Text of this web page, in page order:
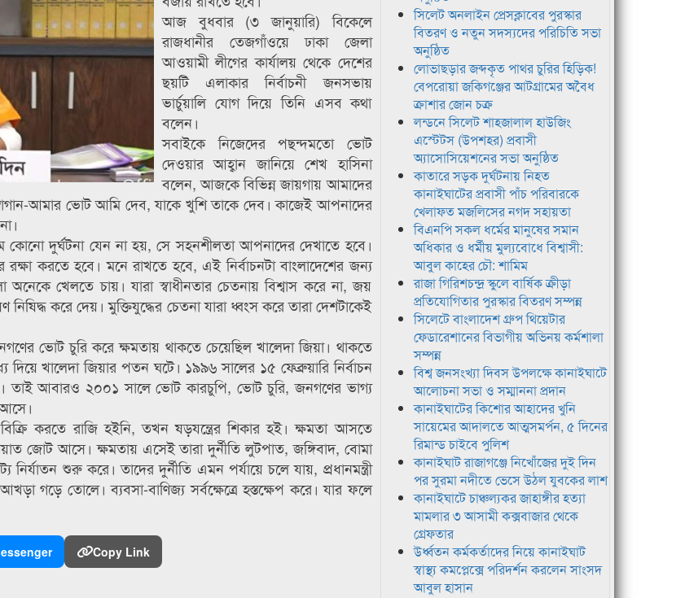
আজ বুধবার (৩ জানুয়ারি) বিকেলে
রাজধানীর তেজগাঁওয়ে ঢাকা জেলা
আওয়ামী লীগের কার্যালয় থেকে দেশের
ছয়টি এলাকার নির্বাচনী জনসভায়
ভার্চুয়ালি যোগ দিয়ে তিনি এসব কথা
বলেন।
সবাইকে নিজেদের পছন্দমতো ভোট
দেওয়ার আহ্বান জানিয়ে শেখ হাসিনা
বলেন, আজকে বিভিন্ন জায়গায় আমাদের
আমার ভোট আমি দেব, যাকে খুশি তাকে দেব। কাজেই আপনাদের
কোনো দুর্ঘটনা যেন না হয়, সে সহনশীলতা আপনাদের দেখাতে হবে।
করতে হবে। মনে রাখতে হবে, এই নির্বাচনটা বাংলাদেশের জন্য
খেলতে চায়। যারা স্বাধীনতার চেতনায় বিশ্বাস করে না, জয়
নিষিদ্ধ করে দেয়। মুক্তিযুদ্ধের চেতনা যারা ধ্বংস করে তারা দেশটাকেই
ভোট চুরি করে ক্ষমতায় থাকতে চেয়েছিল খালেদা জিয়া। থাকতে
খালেদা জিয়ার পতন ঘটে। ১৯৯৬ সালের ১৫ ফেব্রুয়ারি নির্বাচন
তাই আবারও ২০০১ সালে ভোট কারচুপি, ভোট চুরি, জনগণের ভাগ্য
করতে রাজি হইনি, তখন ষড়যন্ত্রের শিকার হই। ক্ষমতা আসতে
জোট আসে। ক্ষমতায় এসেই তারা দুর্নীতি লুটপাত, জঙ্গিবাদ, বোমা
শুরু করে। তাদের দুর্নীতি এমন পর্যায়ে চলে যায়, প্রধানমন্ত্রী
গড়ে তোলে। ব্যবসা-বাণিজ্য সর্বক্ষেত্রে হস্তক্ষেপ করে। যার ফলে
Copy Link
সিলেট অনলাইন প্রেসক্লাবের পুরস্কার
বিতরণ ও নতুন সদস্যদের পরিচিতি সভা
অনুষ্ঠিত
লোভাছড়ার জব্দকৃত পাথর চুরির হিড়িক!
বেপরোয়া জকিগঞ্জের আটগ্রামের অবৈধ
ক্রাশার জোন চক্র
লন্ডনে সিলেট শাহজালাল হাউজিং
এস্টেটস (উপশহর) প্রবাসী
অ্যাসোসিয়েশনের সভা অনুষ্ঠিত
কাতারে সড়ক দুর্ঘটনায় নিহত
কানাইঘাটের প্রবাসী পাঁচ পরিবারকে
খেলাফত মজলিসের নগদ সহায়তা
বিএনপি সকল ধর্মের মানুষের সমান
অধিকার ও ধর্মীয় মুল্যবোধে বিশ্বাসী:
আবুল কাহের চৌ: শামিম
রাজা গিরিশচন্দ্র স্কুলে বার্ষিক ক্রীড়া
প্রতিযোগিতার পুরস্কার বিতরণ সম্পন্ন
সিলেটে বাংলাদেশ গ্রুপ থিয়েটার
ফেডারেশানের বিভাগীয় অভিনয় কর্মশালা
সম্পন্ন
বিশ্ব জনসংখ্যা দিবস উপলক্ষে কানাইঘাটে
আলোচনা সভা ও সম্মাননা প্রদান
কানাইঘাটের কিশোর আহাদের খুনি
সায়েমের আদালতে আত্মসমর্পন, ৫ দিনের
রিমান্ড চাইবে পুলিশ
কানাইঘাট রাজাগঞ্জে নিখোঁজের দুই দিন
পর সুরমা নদীতে ভেসে উঠল যুবকের লাশ
কানাইঘাটে চাঞ্চল্যকর জাহাঙ্গীর হত্যা
মামলার ৩ আসামী কক্সবাজার থেকে
গ্রেফতার
উর্ধ্বতন কর্মকর্তাদের নিয়ে কানাইঘাট
স্বাস্থ্য কমপ্লেক্সে পরিদর্শন করলেন সাংসদ
আবুল হাসান